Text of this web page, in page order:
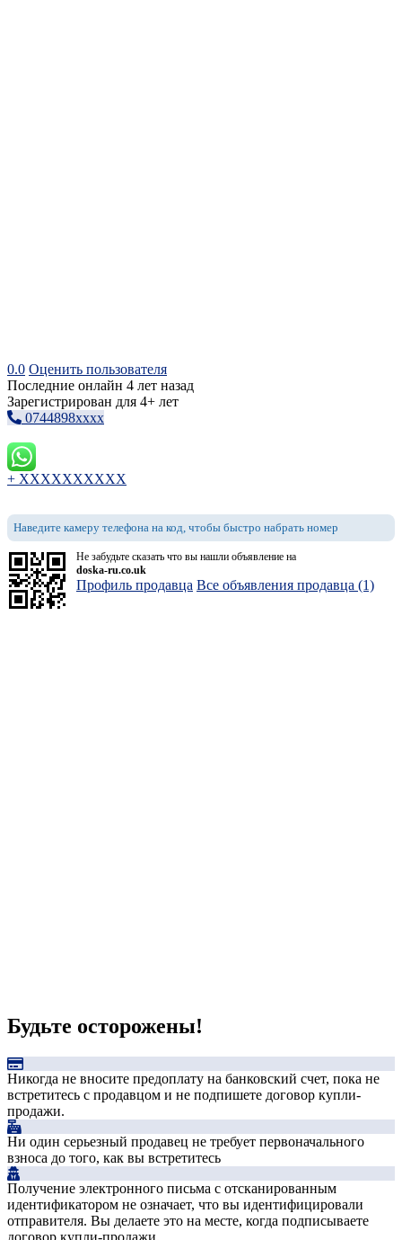
0.0 Оценить пользователя
Последние онлайн 4 лет назад
Зарегистрирован для 4+ лет
0744898xxxx
+ XXXXXXXXXX
Наведите камеру телефона на код, чтобы быстро набрать номер
Не забудьте сказать что вы нашли объявление на
doska-ru.co.uk
Профиль продавца Все объявления продавца (1)
Будьте осторожены!
Никогда не вносите предоплату на банковский счет, пока не
встретитесь с продавцом и не подпишете договор купли-
продажи.
Ни один серьезный продавец не требует первоначального
взноса до того, как вы встретитесь
Получение электронного письма с отсканированным
идентификатором не означает, что вы идентифицировали
отправителя. Вы делаете это на месте, когда подписываете